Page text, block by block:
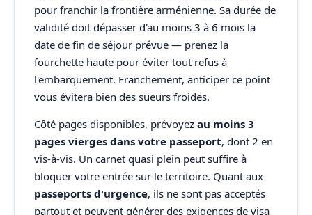
pour franchir la frontière arménienne. Sa durée de
validité doit dépasser d'au moins 3 à 6 mois la
date de fin de séjour prévue — prenez la
fourchette haute pour éviter tout refus à
l'embarquement. Franchement, anticiper ce point
vous évitera bien des sueurs froides.
Côté pages disponibles, prévoyez au moins 3
pages vierges dans votre passeport, dont 2 en
vis-à-vis. Un carnet quasi plein peut suffire à
bloquer votre entrée sur le territoire. Quant aux
passeports d'urgence, ils ne sont pas acceptés
partout et peuvent générer des exigences de visa